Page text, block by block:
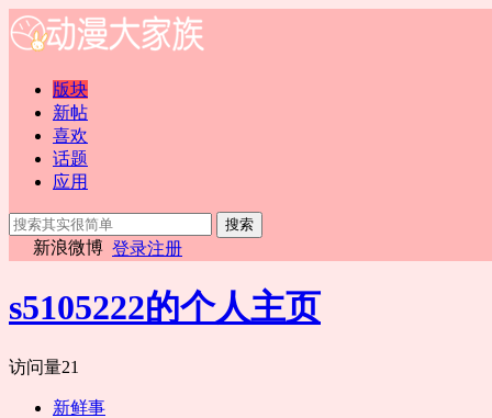
版块
新帖
喜欢
话题
应用
搜索
新浪微博 登录注册
s5105222的个人主页
访问量21
新鲜事